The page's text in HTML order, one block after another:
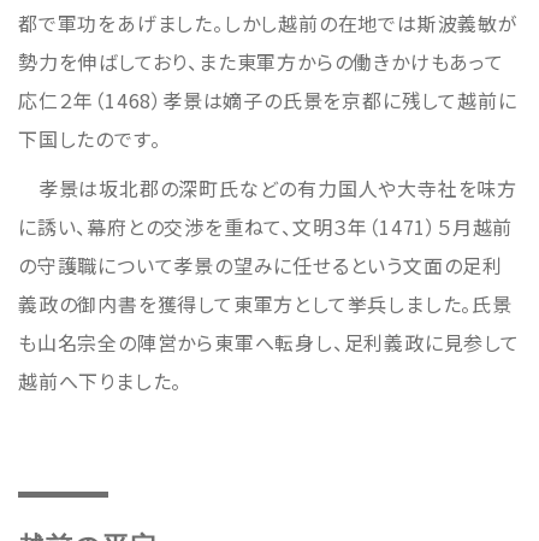
都で軍功をあげました。しかし越前の在地では斯波義敏が
勢力を伸ばしており、また東軍方からの働きかけもあって
応仁２年（1468）孝景は嫡子の氏景を京都に残して越前に
下国したのです。
孝景は坂北郡の深町氏などの有力国人や大寺社を味方
に誘い、幕府との交渉を重ねて、文明３年（1471）５月越前
の守護職について孝景の望みに任せるという文面の足利
義政の御内書を獲得して東軍方として挙兵しました。氏景
も山名宗全の陣営から東軍へ転身し、足利義政に見参して
越前へ下りました。